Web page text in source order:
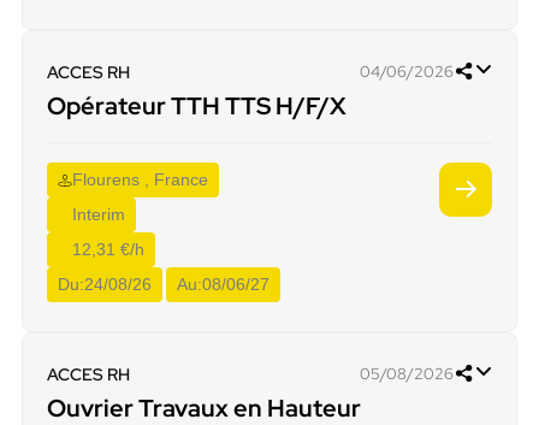
ACCES RH 04/06/2026
Opérateur TTH TTS H/F/X
Flourens , France
Interim
12,31 €/h
Du:24/08/26 Au:08/06/27
ACCES RH 05/08/2026
Ouvrier Travaux en Hauteur